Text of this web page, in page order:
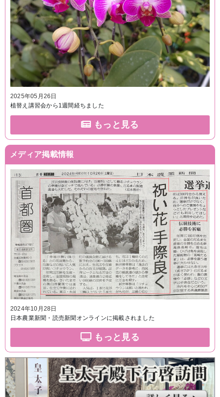
2025年05月26日
植替え講習会から1週間経ちました
もっと見る
メディア掲載情報
2024年10月28日
日本農業新聞・読売新聞オンラインに掲載されました
もっと見る